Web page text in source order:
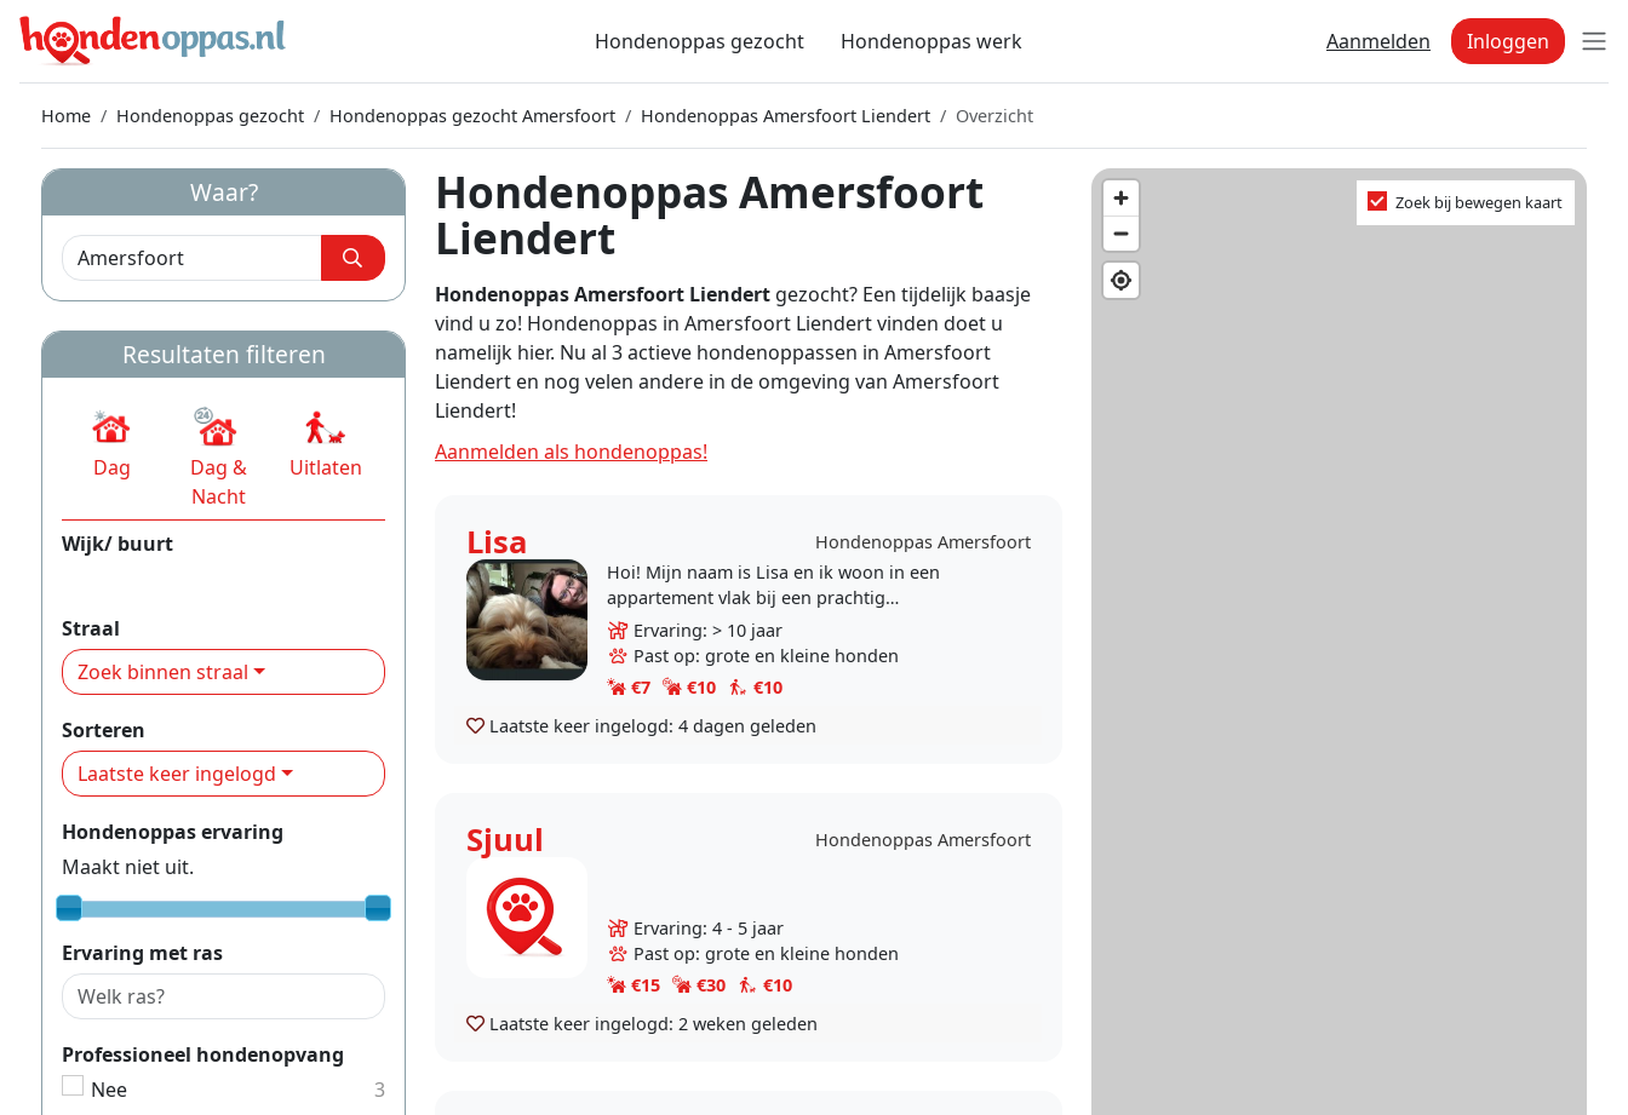
Hondenoppas gezocht Hondenoppas werk Aanmelden Inloggen
Home Hondenoppas gezocht Hondenoppas gezocht Amersfoort Hondenoppas Amersfoort Liendert Overzicht
Hondenoppas Amersfoort
Liendert
Hondenoppas Amersfoort Liendert gezocht? Een tijdelijk baasje
vind u zo! Hondenoppas in Amersfoort Liendert vinden doet u
namelijk hier. Nu al 3 actieve hondenoppassen in Amersfoort
Liendert en nog velen andere in de omgeving van Amersfoort
Liendert!
Aanmelden als hondenoppas!
Lisa
Hondenoppas Amersfoort
Hoi! Mijn naam is Lisa en ik woon in een
appartement vlak bij een prachtig
waterwingebied waar honden heerlijk los
kunnen lopen. Ik ben een echte..
Ervaring: > 10 jaar
Past op: grote en kleine honden
€7
€10
€10
Laatste keer ingelogd: 4 dagen geleden
Sjuul Hondenoppas Amersfoort
Ervaring: 4 - 5 jaar
Past op: grote en kleine honden
€15
€30
€10
Laatste keer ingelogd: 2 weken geleden
Zoek bij bewegen kaart
Waar?
Resultaten filteren
Dag
Dag &
Nacht
Uitlaten
Wijk/ buurt
Straal
Zoek binnen straal
Sorteren
Laatste keer ingelogd
Hondenoppas ervaring
Maakt niet uit.
Ervaring met ras
Professioneel hondenopvang
Nee
3